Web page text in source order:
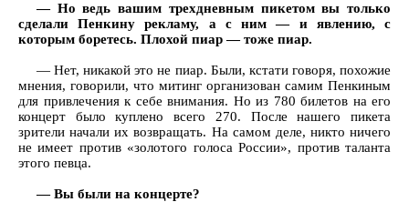
— Но ведь вашим трехдневным пикетом вы только
сделали Пенкину рекламу, а с ним — и явлению, с
которым боретесь. Плохой пиар — тоже пиар.
— Нет, никакой это не пиар. Были, кстати говоря, похожие
мнения, говорили, что митинг организован самим Пенкиным
для привлечения к себе внимания. Но из 780 билетов на его
концерт было куплено всего 270. После нашего пикета
зрители начали их возвращать. На самом деле, никто ничего
не имеет против «золотого голоса России», против таланта
этого певца.
— Вы были на концерте?